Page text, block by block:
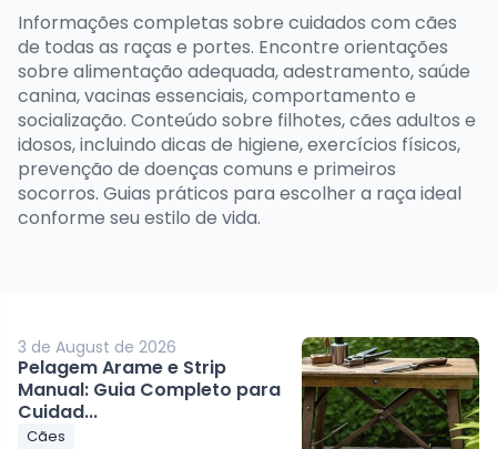
Informações completas sobre cuidados com cães
de todas as raças e portes. Encontre orientações
sobre alimentação adequada, adestramento, saúde
canina, vacinas essenciais, comportamento e
socialização. Conteúdo sobre filhotes, cães adultos e
idosos, incluindo dicas de higiene, exercícios físicos,
prevenção de doenças comuns e primeiros
socorros. Guias práticos para escolher a raça ideal
conforme seu estilo de vida.
3 de August de 2026
Pelagem Arame e Strip
Manual: Guia Completo para
Cuidad...
Cães